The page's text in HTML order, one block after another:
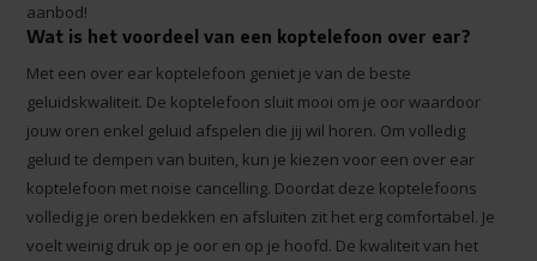
aanbod!
Wat is het voordeel van een koptelefoon over ear?
Met een over ear koptelefoon geniet je van de beste
geluidskwaliteit. De koptelefoon sluit mooi om je oor waardoor
jouw oren enkel geluid afspelen die jij wil horen. Om volledig
geluid te dempen van buiten, kun je kiezen voor een over ear
koptelefoon met noise cancelling. Doordat deze koptelefoons
volledig je oren bedekken en afsluiten zit het erg comfortabel. Je
voelt weinig druk op je oor en op je hoofd. De kwaliteit van het